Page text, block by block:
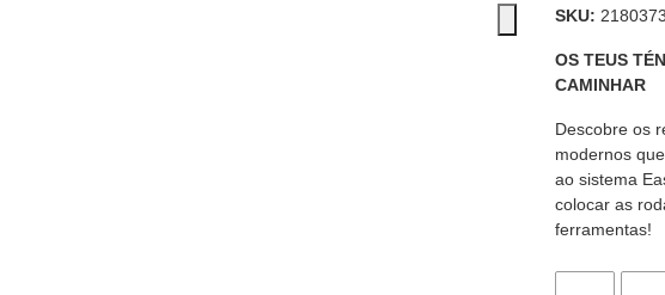
SKU:
OS TEUS
CAMINHAR
Descobre os
modernos
ao sistema
colocar as
ferramentas!